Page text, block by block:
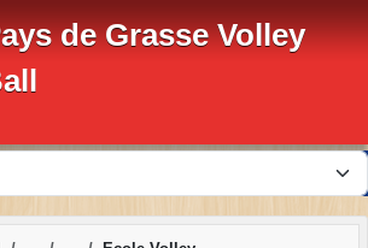
de Grasse Volley
cookies